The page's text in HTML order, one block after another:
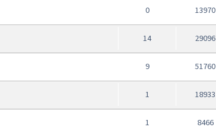
0 13970
14 29096
9 51760
1 18933
1 8466